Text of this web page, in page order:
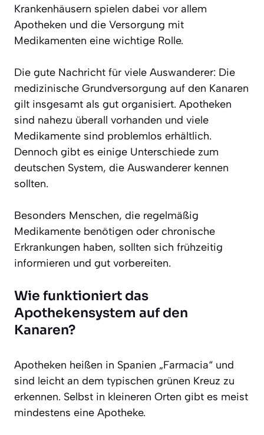
Krankenhäusern spielen dabei vor allem
Apotheken und die Versorgung mit
Medikamenten eine wichtige Rolle.
Die gute Nachricht für viele Auswanderer: Die
medizinische Grundversorgung auf den Kanaren
gilt insgesamt als gut organisiert. Apotheken
sind nahezu überall vorhanden und viele
Medikamente sind problemlos erhältlich.
Dennoch gibt es einige Unterschiede zum
deutschen System, die Auswanderer kennen
sollten.
Besonders Menschen, die regelmäßig
Medikamente benötigen oder chronische
Erkrankungen haben, sollten sich frühzeitig
informieren und gut vorbereiten.
Wie funktioniert das
Apothekensystem auf den
Kanaren?
Apotheken heißen in Spanien „Farmacia“ und
sind leicht an dem typischen grünen Kreuz zu
erkennen. Selbst in kleineren Orten gibt es meist
mindestens eine Apotheke.